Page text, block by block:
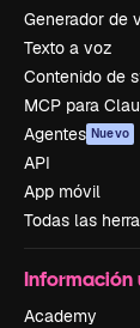
Generador de
Texto a voz
Contenido de
MCP para
Agentes Nuevo
API
App móvil
Todas las
Información
Academy